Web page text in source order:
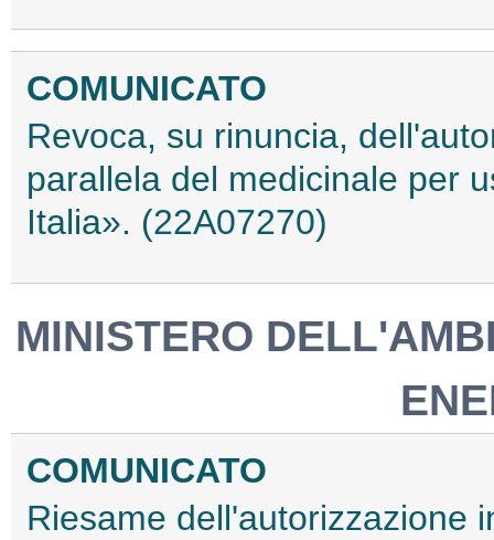
COMUNICATO
Revoca, su rinuncia,
parallela del medicinale per
Italia». (22A07270)
MINISTERO
COMUNICATO
Riesame dell'autorizzazione